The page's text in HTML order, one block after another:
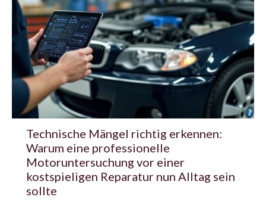
Technische Mängel richtig erkennen:
Warum eine professionelle
Motoruntersuchung vor einer
kostspieligen Reparatur nun Alltag sein
sollte